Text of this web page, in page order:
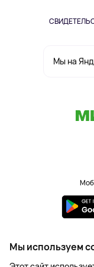
Мы на
2023-
Правила
Мы используем